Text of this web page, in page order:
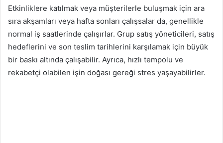
Etkinliklere katılmak veya müşterilerle buluşmak için ara
sıra akşamları veya hafta sonları çalışsalar da, genellikle
normal iş saatlerinde çalışırlar. Grup satış yöneticileri, satış
hedeflerini ve son teslim tarihlerini karşılamak için büyük
bir baskı altında çalışabilir. Ayrıca, hızlı tempolu ve
rekabetçi olabilen işin doğası gereği stres yaşayabilirler.